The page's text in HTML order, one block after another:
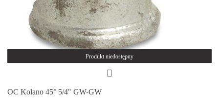
Produkt niedostępny
OC Kolano 45° 5/4" GW-GW